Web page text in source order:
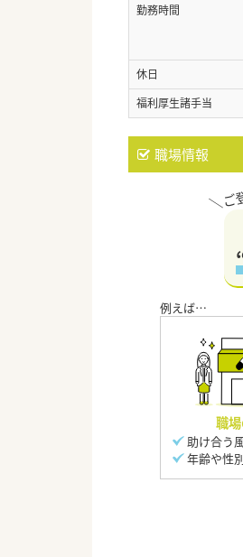
勤務時間
休日
福利厚生諸手当
職場情報
職
助け合う
年齢や性